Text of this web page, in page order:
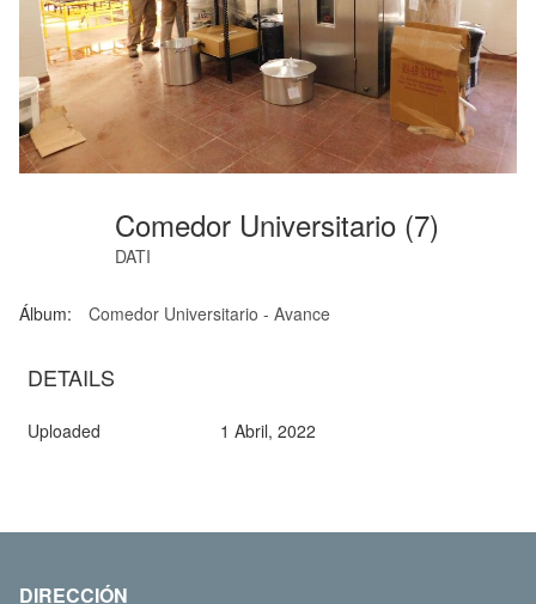
Comedor Universitario (7)
DATI
Álbum: Comedor Universitario - Avance
DETAILS
Uploaded 1 Abril, 2022
DIRECCIÓN